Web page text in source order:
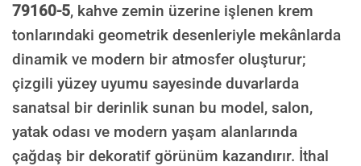
79160-5, kahve zemin üzerine işlenen krem
tonlarındaki geometrik desenleriyle mekânlarda
dinamik ve modern bir atmosfer oluşturur;
çizgili yüzey uyumu sayesinde duvarlarda
sanatsal bir derinlik sunan bu model, salon,
yatak odası ve modern yaşam alanlarında
çağdaş bir dekoratif görünüm kazandırır. İthal